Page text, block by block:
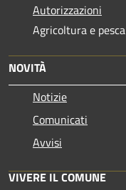
Autorizzazioni
Agricoltura e pesca
NOVITÀ
Notizie
Comunicati
Avvisi
VIVERE IL COMUNE